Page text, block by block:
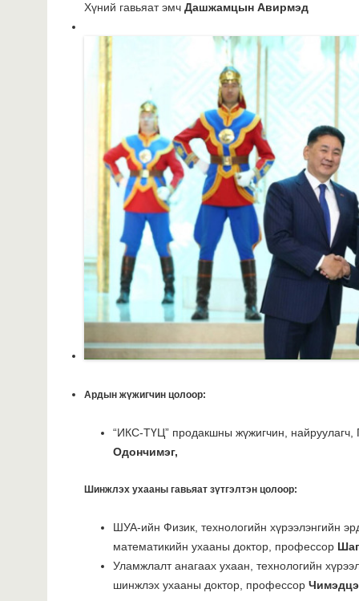
Хүний гавьяат эмч Дашжамцын Авирмэд
Ардын жүжигчин цолоор:
“ИКС-ТҮЦ” продакшны жүжигчин, найруулагч,
Одончимэг,
Шинжлэх ухааны гавьяат зүтгэлтэн цолоор:
ШУА-ийн Физик, технологийн хүрээлэнгийн
математикийн ухааны доктор, профессор
Уламжлалт анагаах ухаан, технологийн
шинжлэх ухааны доктор, профессор